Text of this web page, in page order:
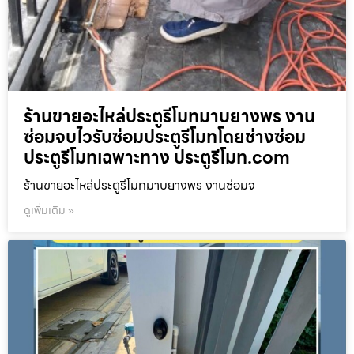
ร้านขายอะไหล่ประตูรีโมทมาบยางพร งาน
ซ่อมจบไวรับซ่อมประตูรีโมทโดยช่างซ่อม
ประตูรีโมทเฉพาะทาง ประตูรีโมท.com
ร้านขายอะไหล่ประตูรีโมทมาบยางพร งานซ่อมจ
ดูเพิ่มเติม »